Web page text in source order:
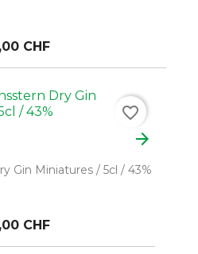
CHF
arrow_forward
Gin Miniatures / 5cl / 43%
CHF
favorite_border